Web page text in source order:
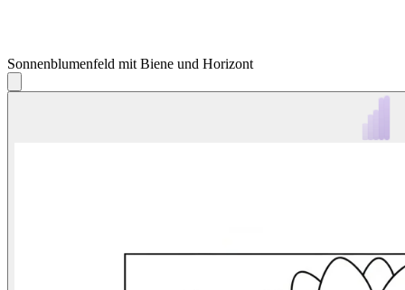
Sonnenblumenfeld mit Biene und Horizont